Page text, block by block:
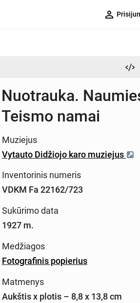
person_outline
Nuotrauka.
Teismo namai
Muziejus
Vytauto Didžiojo karo muziejus
Inventorinis numeris
VDKM Fa 22162/723
Sukūrimo data
1927 m.
Medžiagos
Fotografinis popierius
Matmenys
Aukštis x plotis – 8,8 x 13,8 cm